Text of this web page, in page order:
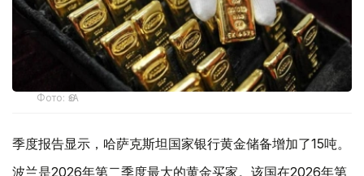
Фото: ӨзА
季度报告显示，哈萨克斯坦国家银行黄金储备增加了15吨。
波兰是2026年第二季度最大的黄金买家。该国在2026年第